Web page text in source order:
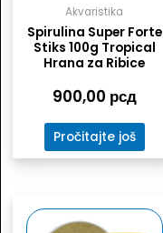
Akvaristika
Spirulina Super Forte
Stiks 100g Tropical
Hrana za Ribice
900,00 рсд
Pročitajte još